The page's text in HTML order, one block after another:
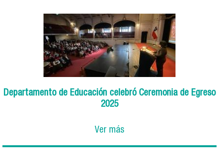
Departamento de Educación celebró Ceremonia de Egreso
2025
Ver más